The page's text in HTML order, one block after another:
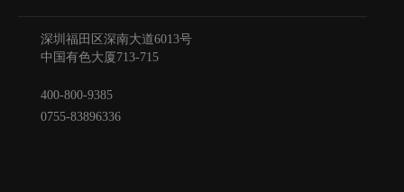
深圳福田区深南大道6013号
中国有色大厦 713-715
400-800-9385
0755-83896336